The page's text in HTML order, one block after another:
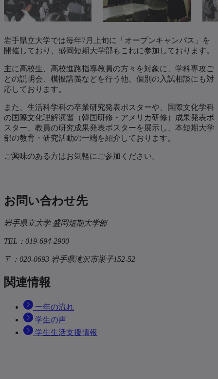
岩手県立大学では毎年7月上旬に「オープンキャンパス」を
開催しており、盛岡短期大学部もこれに参加しております。
主に高校生、高校進路指導教員の方々を対象に、学科専攻ご
との説明会、模擬講義などを行う他、個別の入試相談にも対
応しております。
また、生活科学科の卒業研究発表ポスターや、国際文化学科
の国際文化理解演習（韓国研修・アメリカ研修）成果発表ポ
スター、教員の研究成果発表ポスターを展示し、本短期大学
部の教育・研究活動の一端を紹介しております。
ご興味のある方はお気軽にご参加ください。
お問い合わせ先
岩手県立大学 盛岡短期大学部
TEL：019-694-2900
〒：020-0693 岩手県滝沢市巣子152-52
関連情報
一年の流れ
学生の声
学生生活支援情報